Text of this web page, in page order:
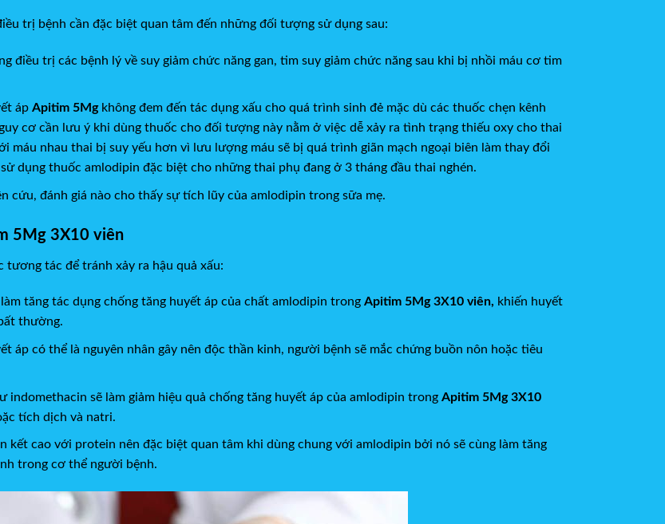
trị bệnh cần đặc biệt quan tâm đến những đối tượng sử dụng sau:
điều trị các bệnh lý về suy giảm chức năng gan, tim suy giảm chức năng sau khi bị nhồi máu cơ tim
áp Apitim 5Mg không đem đến tác dụng xấu cho quá trình sinh đẻ mặc dù các thuốc chẹn kênh
cơ cần lưu ý khi dùng thuốc cho đối tượng này nằm ở việc dễ xảy ra tình trạng thiếu oxy cho thai
máu nhau thai bị suy yếu hơn vì lưu lượng máu sẽ bị quá trình giãn mạch ngoại biên làm thay đổi
dụng thuốc amlodipin đặc biệt cho những thai phụ đang ở 3 tháng đầu thai nghén.
cứu, đánh giá nào cho thấy sự tích lũy của amlodipin trong sữa mẹ.
5Mg 3X10 viên
tác để tránh xảy ra hậu quả xấu:
tăng tác dụng chống tăng huyết áp của chất amlodipin trong Apitim 5Mg 3X10 viên, khiến huyết
thường.
áp có thể là nguyên nhân gây nên độc thần kinh, người bệnh sẽ mắc chứng buồn nôn hoặc tiêu
sẽ làm giảm hiệu quả chống tăng huyết áp của amlodipin trong Apitim 5Mg 3X10
tích dịch và natri.
kết cao với protein nên đặc biệt quan tâm khi dùng chung với amlodipin bởi nó sẽ cùng làm tăng
trong cơ thể người bệnh.